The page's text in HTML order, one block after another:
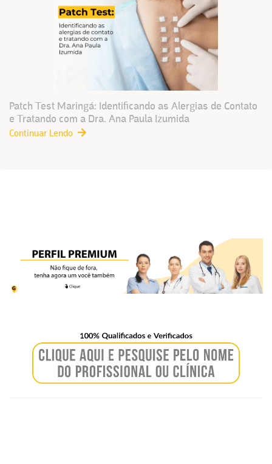
Patch Test Maringá: Identificando as Alergias de Contato
e Tratando com a Dra. Ana Paula Izumida
Continuar Lendo